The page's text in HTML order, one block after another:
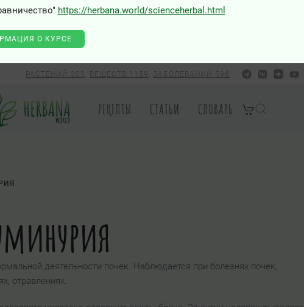
https://herbana.world/scienceherbal.html
О КУРСЕ
РАСТЕНИЙ 303 ВЕЩЕСТВ 1159 ЗАБОЛЕВАНИЙ 596
РЕЦЕПТЫ СТАТЬИ СЛОВАРЬ
деятельности почек. Наблюдается при болезнях почек,
отравлениях.
not found